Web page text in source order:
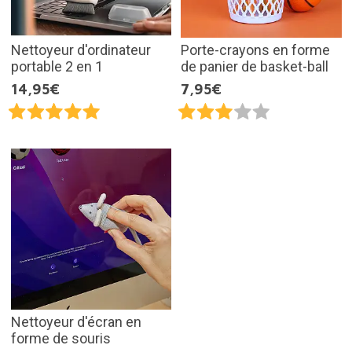
Nettoyeur d'ordinateur
portable 2 en 1
14,95€
Porte-crayons en forme
de panier de basket-ball
7,95€
Nettoyeur d'écran en
forme de souris